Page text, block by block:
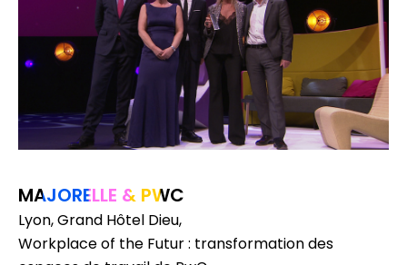
MAJORELLE & PWC
Lyon, Grand Hôtel Dieu,
Workplace of the Futur : transformation des